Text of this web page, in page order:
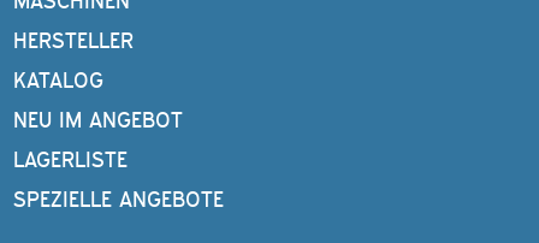
HERSTELLER
KATALOG
NEU IM ANGEBOT
LAGERLISTE
SPEZIELLE ANGEBOTE